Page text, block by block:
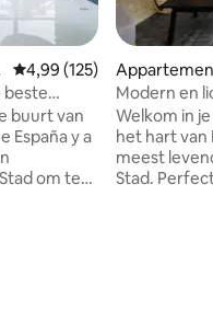
Gemiddelde beoordeling
4,99 (125)
beste
buurt van
España y a
om te
d
Modern en
trendy
Welkom in
het hart van
meest
Stad.